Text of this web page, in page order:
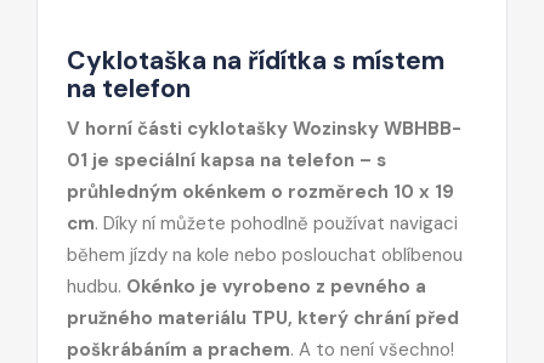
Cyklotaška na řídítka s místem
na telefon
V horní části cyklotašky Wozinsky WBHBB-
01 je speciální kapsa na telefon – s
průhledným okénkem o rozměrech 10 x 19
cm. Díky ní můžete pohodlně používat navigaci
během jízdy na kole nebo poslouchat oblíbenou
hudbu. Okénko je vyrobeno z pevného a
pružného materiálu TPU, který chrání před
poškrábáním a prachem. A to není všechno!